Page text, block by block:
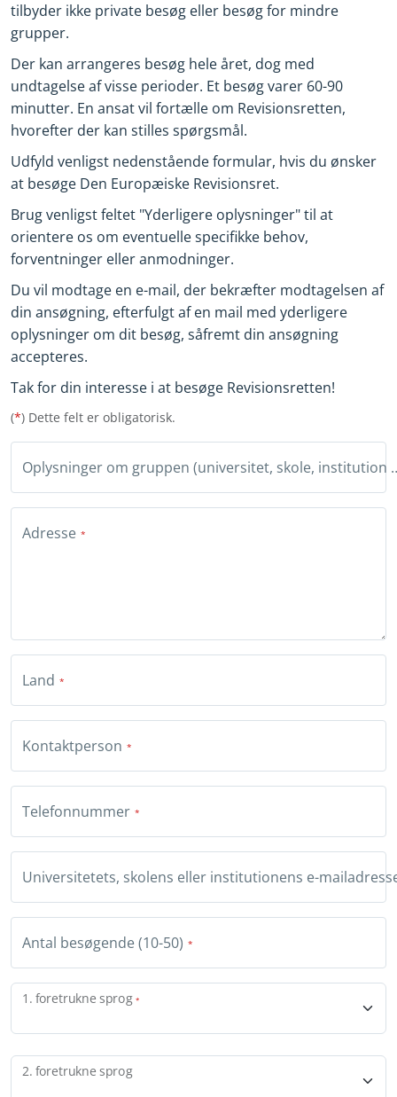
tilbyder ikke private besøg eller besøg for mindre
grupper.
Der kan arrangeres besøg hele året, dog med
undtagelse af visse perioder. Et besøg varer 60-90
minutter. En ansat vil fortælle om Revisionsretten,
hvorefter der kan stilles spørgsmål.
Udfyld venligst nedenstående formular, hvis du ønsker
at besøge Den Europæiske Revisionsret.
Brug venligst feltet "Yderligere oplysninger" til at
orientere os om eventuelle specifikke behov,
forventninger eller anmodninger.
Du vil modtage en e-mail, der bekræfter modtagelsen af
din ansøgning, efterfulgt af en mail med yderligere
oplysninger om dit besøg, såfremt din ansøgning
accepteres.
Tak for din interesse i at besøge Revisionsretten!
(*) Dette felt er obligatorisk.
Oplysninger om
Adresse
Land
Kontaktperson
Telefonnummer
Universitetets, skolens eller institutionens e-
Antal besøgende (10-50)
1. foretrukne sprog
2. foretrukne sprog